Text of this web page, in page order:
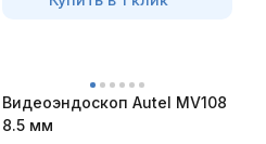
Видеоэндоскоп Autel MV108
8.5 мм